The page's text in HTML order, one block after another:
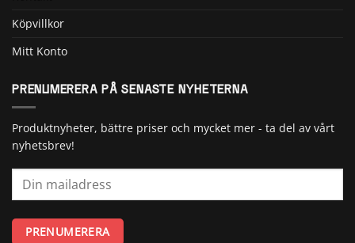
Köpvillkor
Mitt Konto
PRENUMERERA PÅ SENASTE NYHETERNA
Produktnyheter, bättre priser och mycket mer - ta del av vårt
nyhetsbrev!